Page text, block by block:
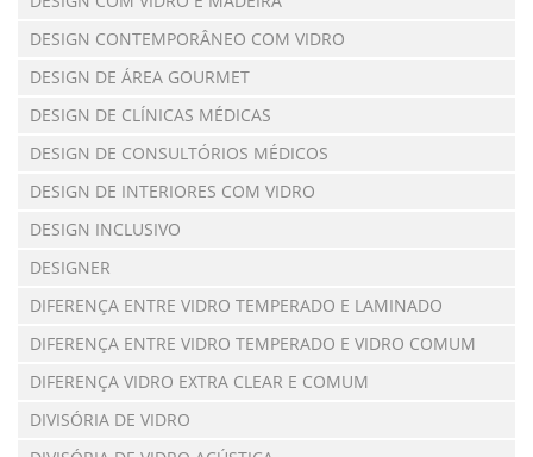
DESIGN CONTEMPORÂNEO COM VIDRO
DESIGN DE ÁREA GOURMET
DESIGN DE CLÍNICAS MÉDICAS
DESIGN DE CONSULTÓRIOS MÉDICOS
DESIGN DE INTERIORES COM VIDRO
DESIGN INCLUSIVO
DESIGNER
DIFERENÇA ENTRE VIDRO TEMPERADO E LAMINADO
DIFERENÇA ENTRE VIDRO TEMPERADO E VIDRO COMUM
DIFERENÇA VIDRO EXTRA CLEAR E COMUM
DIVISÓRIA DE VIDRO